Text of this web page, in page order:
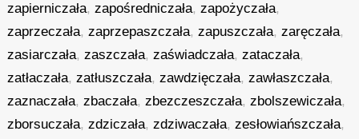
zapierniczała,zapośredniczała,zapożyczała,
zaprzeczała,zaprzepaszczała,zapuszczała,zaręczała,
zasiarczała,zaszczała,zaświadczała,zataczała,
zatłaczała,zatłuszczała,zawdzięczała,zawłaszczała,
zaznaczała,zbaczała,zbezczeszczała,zbolszewiczała,
zborsuczała,zdziczała,zdziwaczała,zesłowiańszczała,